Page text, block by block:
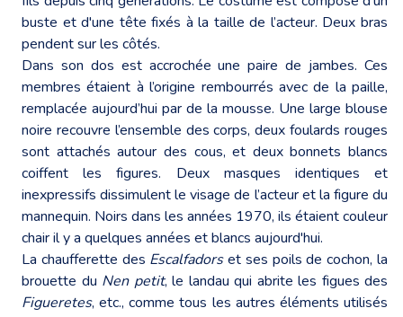
buste et d'une tête fixés à la taille de l’acteur. Deux bras
pendent sur les côtés.
Dans son dos est accrochée une paire de jambes. Ces
membres étaient à l’origine rembourrés avec de la paille,
remplacée aujourd’hui par de la mousse. Une large blouse
noire recouvre l’ensemble des corps, deux foulards rouges
sont attachés autour des cous, et deux bonnets blancs
coiffent les figures. Deux masques identiques et
inexpressifs dissimulent le visage de l’acteur et la figure du
mannequin. Noirs dans les années 1970, ils étaient couleur
chair il y a quelques années et blancs aujourd'hui.
La chaufferette des Escalfadorset ses poils de cochon, la
brouette du Nen petit, le landau qui abrite les figues des
Figueretes, etc., comme tous les autres éléments utilisés